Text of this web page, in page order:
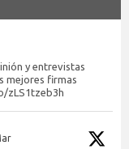
y entrevistas
mejores firmas
zLS1tzeb3h